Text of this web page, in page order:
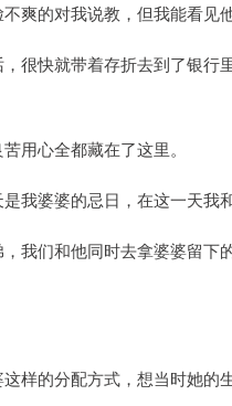
爽的对我说教，但我能看见
很快就带着存折去到了银行
用心全都藏在了这里。
我婆婆的忌日，在这一天我
我们和他同时去拿婆婆留下
样的分配方式，想当时她的